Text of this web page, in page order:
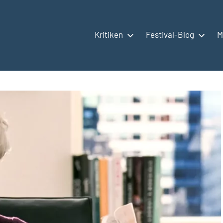
Kritiken Festival-Blog